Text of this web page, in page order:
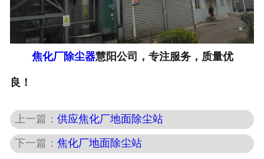
焦化厂除尘器慧阳公司，专注服务，质量优
良！
上一篇：供应焦化厂地面除尘站
下一篇：焦化厂地面除尘站